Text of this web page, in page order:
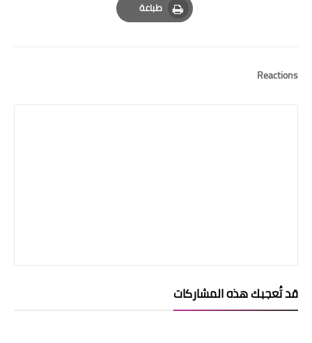
طباعة
Print
Reactions
قد تُعجبك هذه المشاركات